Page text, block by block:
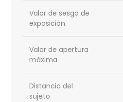
Valor de sesgo de
exposición
Valor de apertura
máxima
Distancia del
sujeto